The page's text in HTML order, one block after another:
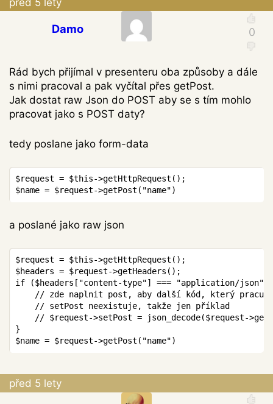
Damo
Rád bych přijímal v presenteru oba způsoby a dále
s nimi pracoval a pak vyčítal přes getPost.
Jak dostat raw Json do POST aby se s tím mohlo
pracovat jako s POST daty?
tedy poslane jako form-data
$request = $this->getHttpRequest ( ) ;
$name = $request->getPost ( "name")
a poslané jako raw json
$request = $this->getHttpRequest ( ) ;
$headers = $request->getHeaders ( ) ;
if
($headers [ "content-type"] === "application/json"
// zde naplnit post, aby další kód, který
// setPost neexistuje, takže jen příklad
// $request->setPost = json_decode($request-
}
$name = $request->getPost ( "name")
před 5 lety